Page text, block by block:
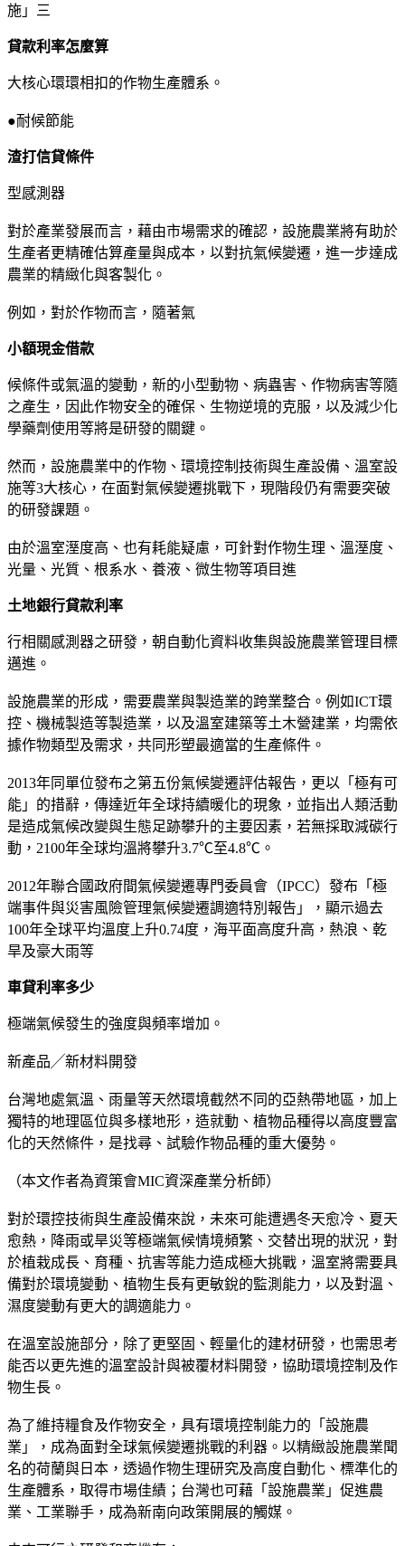
施」三
貸款利率怎麼算
大核心環環相扣的作物生產體系。
●耐候節能
渣打信貸條件
型感測器
對於產業發展而言，藉由市場需求的確認，設施農業將有助於
生產者更精確估算產量與成本，以對抗氣候變遷，進一步達成
農業的精緻化與客製化。
例如，對於作物而言，隨著氣
小額現金借款
候條件或氣溫的變動，新的小型動物、病蟲害、作物病害等隨
之產生，因此作物安全的確保、生物逆境的克服，以及減少化
學藥劑使用等將是研發的關鍵。
然而，設施農業中的作物、環境控制技術與生產設備、溫室設
施等3大核心，在面對氣候變遷挑戰下，現階段仍有需要突破
的研發課題。
由於溫室溼度高、也有耗能疑慮，可針對作物生理、溫溼度、
光量、光質、根系水、養液、微生物等項目進
土地銀行貸款利率
行相關感測器之研發，朝自動化資料收集與設施農業管理目標
邁進。
設施農業的形成，需要農業與製造業的跨業整合。例如ICT環
控、機械製造等製造業，以及溫室建築等土木營建業，均需依
據作物類型及需求，共同形塑最適當的生產條件。
2013年同單位發布之第五份氣候變遷評估報告，更以「極有可
能」的措辭，傳達近年全球持續暖化的現象，並指出人類活動
是造成氣候改變與生態足跡攀升的主要因素，若無採取減碳行
動，2100年全球均溫將攀升3.7℃至4.8℃。
2012年聯合國政府間氣候變遷專門委員會（IPCC）發布「極
端事件與災害風險管理氣候變遷調適特別報告」，顯示過去
100年全球平均溫度上升0.74度，海平面高度升高，熱浪、乾
旱及豪大雨等
車貸利率多少
極端氣候發生的強度與頻率增加。
新產品╱新材料開發
台灣地處氣溫、雨量等天然環境截然不同的亞熱帶地區，加上
獨特的地理區位與多樣地形，造就動、植物品種得以高度豐富
化的天然條件，是找尋、試驗作物品種的重大優勢。
（本文作者為資策會MIC資深產業分析師）
對於環控技術與生產設備來說，未來可能遭遇冬天愈冷、夏天
愈熱，降雨或旱災等極端氣候情境頻繁、交替出現的狀況，對
於植栽成長、育種、抗害等能力造成極大挑戰，溫室將需要具
備對於環境變動、植物生長有更敏銳的監測能力，以及對溫、
濕度變動有更大的調適能力。
在溫室設施部分，除了更堅固、輕量化的建材研發，也需思考
能否以更先進的溫室設計與被覆材料開發，協助環境控制及作
物生長。
為了維持糧食及作物安全，具有環境控制能力的「設施農
業」，成為面對全球氣候變遷挑戰的利器。以精緻設施農業聞
名的荷蘭與日本，透過作物生理研究及高度自動化、標準化的
生產體系，取得市場佳績；台灣也可藉「設施農業」促進農
業、工業聯手，成為新南向政策開展的觸媒。